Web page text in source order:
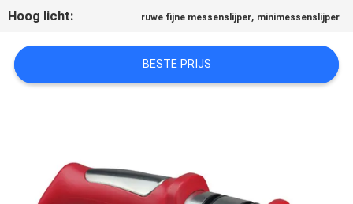
VRAAG
SITEMAP
Hoog licht: ruwe fijne messenslijper, minimessenslijper
BESTE PRIJS